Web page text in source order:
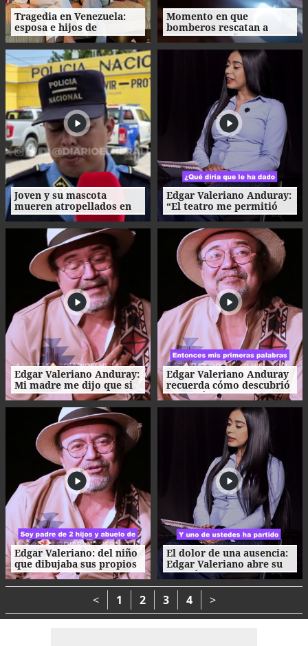
Tragedia en Venezuela:
esposa e hijos de
futbolista argentino
mueren tras el sismo
Momento en que
bomberos rescatan a
mujer de 80 años en
Venezuela
Joven y su mascota
mueren atropellados en
la CA-13; el conductor
huyó
Edgar Valeriano Anduray:
“El teatro me permitió
llevar el nombre de
Honduras al mundo”
Edgar Valeriano Anduray:
Mi madre me dijo que si
me dedicaba al teatro me
moriría de hambre
Edgar Valeriano Anduray
recuerda cómo descubrió
su pasión por el teatro
desde la infancia
Edgar Valeriano: del niño
que dibujaba sus propios
juguetes al artista que
conquistó el teatro
El dolor de una ausencia:
Edgar Valeriano abre su
corazón
< 1 2 3 4 >